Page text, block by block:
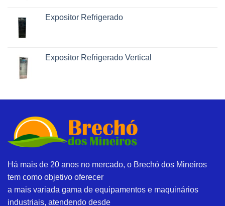
Expositor Refrigerado
Expositor Refrigerado Vertical
Há mais de 20 anos no mercado, o Brechó dos Mineiros
tem como objetivo oferecer
a mais variada gama de equipamentos e maquinários
industriais, atendendo desde